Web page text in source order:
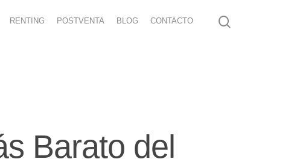
RENTING POSTVENTA BLOG CONTACTO
Barato del